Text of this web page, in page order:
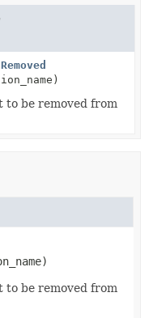
to be removed from
to be removed from